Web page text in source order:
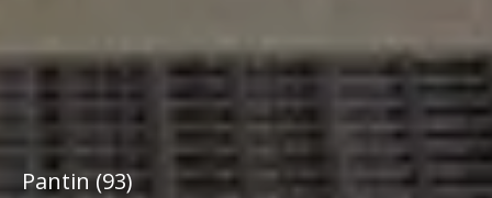
Pantin (93)